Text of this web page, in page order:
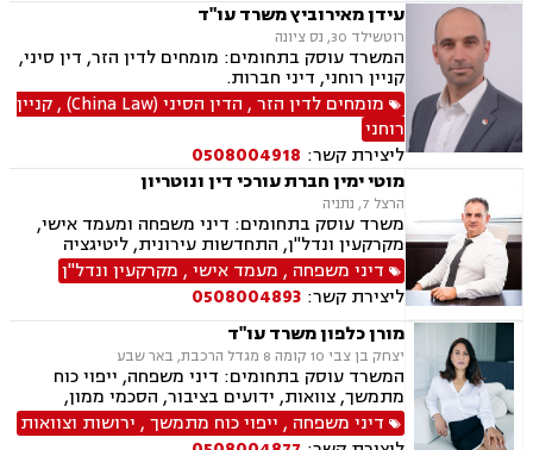
עידן מאירוביץ משרד עו"ד
רוטשילד 30, נס ציונה
המשרד עוסק בתחומים: מומחים לדין הזר, דין סיני,
קניין רוחני, דיני חברות.
מומחים לדין הזר, הדין הסיני (China Law) ,קניין
רוחני
ליצירת קשר: 0508004918
מוטי ימין חברת עורכי דין ונוטריון
הרצל 7, נתניה
משרד עוסק בתחומים: דיני משפחה ומעמד אישי,
מקרקעין ונדל"ן, התחדשות עירונית, ליטיגציה
אזרחית-מסחרית, סכסוכים חוזיים, סכסוכים כספיים,
דיני חברות, ירושות וצוואות, ייפוי כוח מתמשך,
גישור.
דיני משפחה , מעמד אישי, מקרקעין ונדל"ן
ליצירת קשר: 0508004893
מורן כלפון משרד עו"ד
יצחק בן צבי 10 קומה 8 מגדל הרכבת, באר שבע
המשרד עוסק בתחומים: דיני משפחה, ייפוי כוח
מתמשך, צוואות, ידועים בציבור, הסכמי ממון,
אבהות, מזונות, משמורת, גירושין, נישואים אזרחיים,
ניכור הורי
דיני משפחה , ייפוי כוח מתמשך, ירושות וצוואות